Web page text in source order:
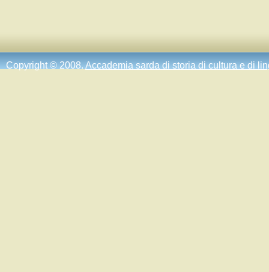
Copyright © 2008.Accademia sarda di storia di cultura e di